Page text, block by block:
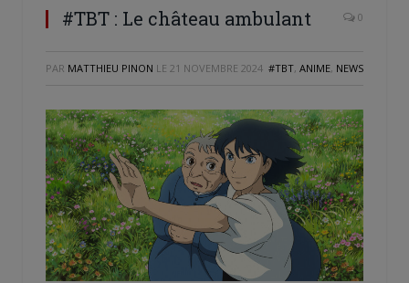
#TBT : Le château ambulant 0
PAR MATTHIEU PINON LE 21 NOVEMBRE 2024 #TBT, ANIME, NEWS